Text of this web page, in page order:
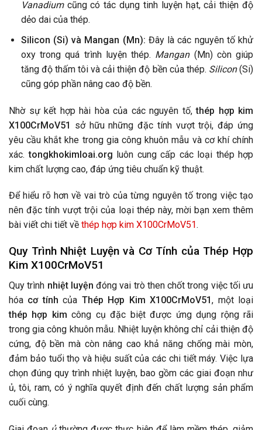
Vanadiumcũng có tác dụng tinh luyện hạt, cải thiện độ
dẻo dai của thép.
Silicon (Si) và Mangan (Mn): Đây là các nguyên tố khử
oxy trong quá trình luyện thép. Mangan(Mn) còn giúp
tăng độ thấm tôi và cải thiện độ bền của thép. Silicon(Si)
cũng góp phần nâng cao độ bền.
Nhờ sự kết hợp hài hòa của các nguyên tố,thép hợp kim
X100CrMoV51 sở hữu những đặc tính vượt trội, đáp ứng
yêu cầu khắt khe trong gia công khuôn mẫu và cơ khí chính
xác.tongkhokimloai.org luôn cung cấp các loại thép hợp
kim chất lượng cao, đáp ứng tiêu chuẩn kỹ thuật.
Để hiểu rõ hơn về vai trò của từng nguyên tố trong việc tạo
nên đặc tính vượt trội của loại thép này, mời bạn xem thêm
bài viết chi tiết về thép hợp kim X100CrMoV51.
Quy Trình Nhiệt Luyện và Cơ Tính của Thép Hợp
Kim X100CrMoV51
Quy trình nhiệt luyện đóng vai trò then chốt trong việc tối ưu
hóa cơ tính của Thép Hợp Kim X100CrMoV51, một loại
thép hợp kim công cụ đặc biệt được ứng dụng rộng rãi
trong gia công khuôn mẫu. Nhiệt luyện không chỉ cải thiện độ
cứng, độ bền mà còn nâng cao khả năng chống mài mòn,
đảm bảo tuổi thọ và hiệu suất của các chi tiết máy. Việc lựa
chọn đúng quy trình nhiệt luyện, bao gồm các giai đoạn như
ủ, tôi, ram, có ý nghĩa quyết định đến chất lượng sản phẩm
cuối cùng.